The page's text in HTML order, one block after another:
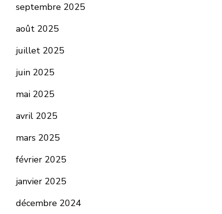
septembre 2025
août 2025
juillet 2025
juin 2025
mai 2025
avril 2025
mars 2025
février 2025
janvier 2025
décembre 2024